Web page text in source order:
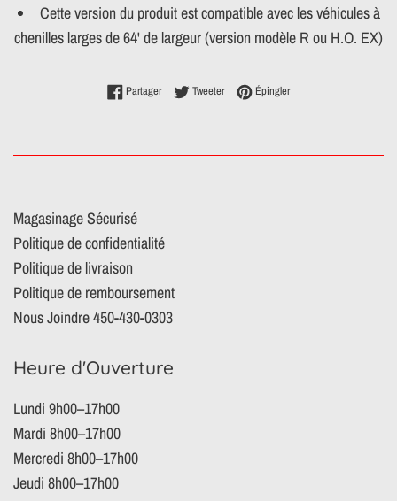
Cette version du produit est compatible avec les véhicules à
chenilles larges de 64' de largeur (version modèle R ou H.O. EX)
PartagerPartager sur Facebook
TweeterTweeter sur Twitter
ÉpinglerÉpingler sur Pinterest
Magasinage Sécurisé
Politique de confidentialité
Politique de livraison
Politique de remboursement
Nous Joindre 450-430-0303
Heure d'Ouverture
Lundi 9h00–17h00
Mardi 8h00–17h00
Mercredi 8h00–17h00
Jeudi 8h00–17h00